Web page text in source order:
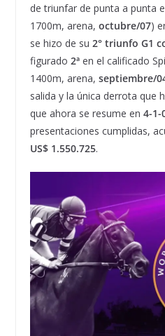
de triunfar de punta a punta
1700m, arena, octubre/07)
se hizo de su 2° triunfo G1
figurado 2ª en el calificado
1400m, arena, septiembre/
salida y la única derrota que
que ahora se resume en 4-1-
presentaciones cumplidas,
US$ 1.550.725.